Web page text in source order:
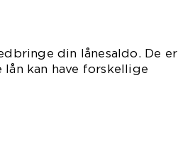
din lånesaldo. De er
kan have forskellige